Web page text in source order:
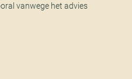
vanwege het advies